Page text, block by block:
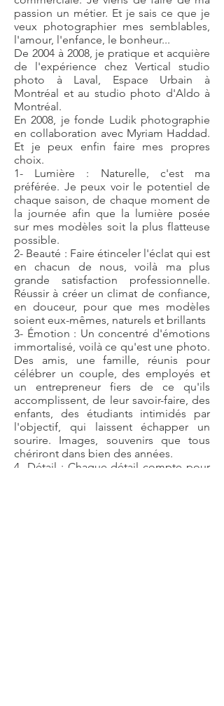
passion un métier. Et je sais ce que je
veux photographier mes semblables,
l'amour, l'enfance, le bonheur...
De 2004 à 2008, je pratique et acquière
de l'expérience chez Vertical studio
photo à Laval, Espace Urbain à
Montréal et au studio photo d'Aldo à
Montréal.
En 2008, je fonde Ludik photographie
en collaboration avec Myriam Haddad.
Et je peux enfin faire mes propres
choix.
1- Lumière : Naturelle, c'est ma
préférée. Je peux voir le potentiel de
chaque saison, de chaque moment de
la journée afin que la lumière posée
sur mes modèles soit la plus flatteuse
possible.
2- Beauté : Faire étinceler l'éclat qui est
en chacun de nous, voilà ma plus
grande satisfaction professionnelle.
Réussir à créer un climat de confiance,
en douceur, pour que mes modèles
soient eux-mêmes, naturels et brillants
3- Émotion : Un concentré d'émotions
immortalisé, voilà ce qu'est une photo.
Des amis, une famille, réunis pour
célébrer un couple, des employés et
un entrepreneur fiers de ce qu'ils
accomplissent, de leur savoir-faire, des
enfants, des étudiants intimidés par
l'objectif, qui laissent échapper un
sourire. Images, souvenirs que tous
chériront dans bien des années.
4- Détail : Chaque détail compte pour